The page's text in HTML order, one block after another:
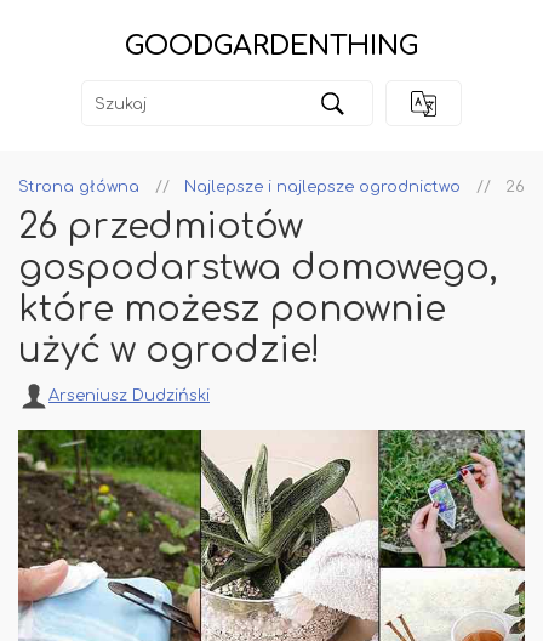
GOODGARDENTHING
Strona główna Najlepsze i najlepsze ogrodnictwo 26
26 przedmiotów
gospodarstwa domowego,
które możesz ponownie
użyć w ogrodzie!
Arseniusz Dudziński